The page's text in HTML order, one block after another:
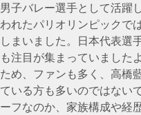
男子バレー選手として活躍
われたパリオリンピックで
しまいました。日本代表選
も注目が集まっていました
ため、ファンも多く、高橋
ている方も多いのではない
ーフなのか、家族構成や経